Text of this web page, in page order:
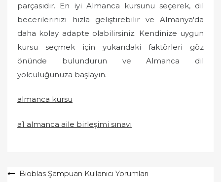
parçasıdır. En iyi Almanca kursunu seçerek, dil
becerilerinizi hızla geliştirebilir ve Almanya'da
daha kolay adapte olabilirsiniz. Kendinize uygun
kursu seçmek için yukarıdaki faktörleri göz
önünde bulundurun ve Almanca dil
yolculuğunuza başlayın.
almanca kursu
a1 almanca aile birleşimi sınavı
YazıBioblas Şampuan Kullanıcı Yorumları